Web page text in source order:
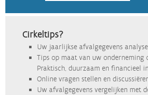
Cirkeltips?
Uw jaarlijkse afvalgegevens
Tips op maat van uw onderneming
Praktisch, duurzaam en financieel
Online vragen stellen en
Uw afvalgegevens vergelijken met